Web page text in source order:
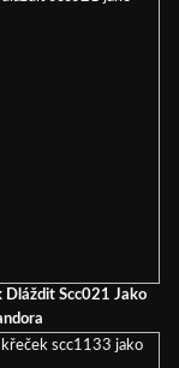
Dláždit Scc021 Jako